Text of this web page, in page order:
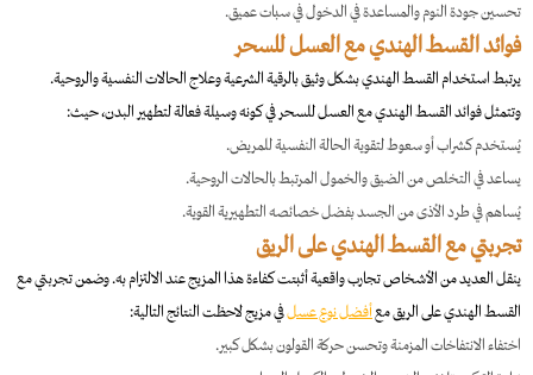
تحسين جودة النوم والمساعدة في الدخول في سبات عميق.
فوائد القسط الهندي مع العسل للسحر
يرتبط استخدام القسط الهندي بشكل وثيق بالرقية الشرعية وعلاج الحالات النفسية والروحية.
وتتمثل فوائد القسط الهندي مع العسل للسحر في كونه وسيلة فعالة لتطهير البدن، حيث:
يُستخدم كشراب أو سعوط لتقوية الحالة النفسية للمريض.
يساعد في التخلص من الضيق والخمول المرتبط بالحالات الروحية.
يُساهم في طرد الأذى من الجسد بفضل خصائصه التطهيرية القوية.
تجربتي مع القسط الهندي على الريق
ينقل العديد من الأشخاص تجارب واقعية أثبتت كفاءة هذا المزيج عند الالتزام به. وضمن تجربتي مع
القسط الهندي على الريق معأفضل نوع عسلفي مزيج لاحظت النتائج التالية:
اختفاء الانتفاخات المزمنة وتحسن حركة القولون بشكل كبير.